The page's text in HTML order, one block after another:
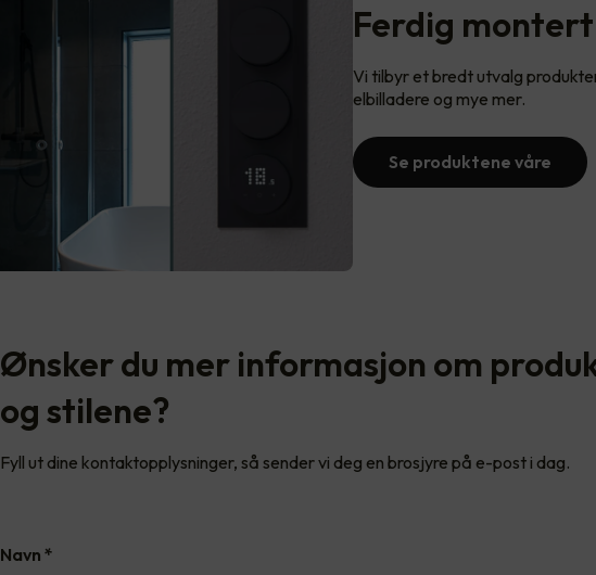
Ferdig montert
Vi tilbyr et bredt utvalg
elbilladere og mye mer.
Se produktene våre
Ønsker du mer informasjon om
og stilene?
Fyll ut dine kontaktopplysninger, så sender vi deg en brosjyre på e-post i dag.
Navn *